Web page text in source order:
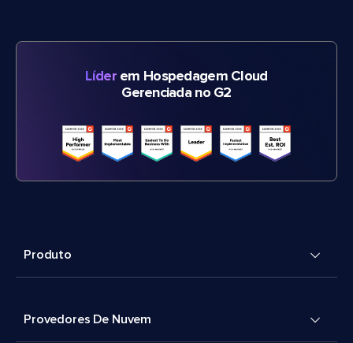
Líderem Hospedagem Cloud
Gerenciada no G2
Produto
Provedores De Nuvem